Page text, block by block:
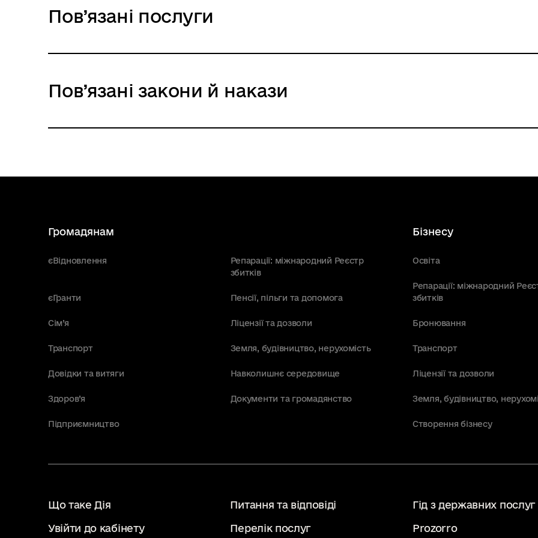
Пов’язані послуги
Пов’язані закони й накази
Громадянам
єВідновлення
Репарації: міжнародний Реєстр
збитків
єГранти Пенсії, пільги та допомога
Сім’я Ліцензії та дозволи
Транспорт Земля, будівництво, нерухомість
Довідки та витяги Навколишнє середовище
Здоров’я Документи та громадянство
Підприємництво
Бізнесу
Освіта
Репарації: міжнародний
збитків
Бронювання
Транспорт
Ліцензії та дозволи
Земля, будівництво,
Створення бізнесу
Що таке Дія Питання та відповіді Гід з державних послуг
Увійти до кабінету Перелік послуг Prozorro